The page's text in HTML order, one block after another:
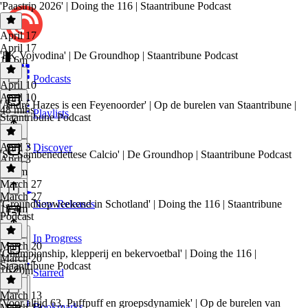
Podcasts
Playlists
Discover
New Releases
In Progress
Starred
'Paastrip 2026' | Doing the 116 | Staantribune Podcast
April 17
April 17
1h 6m
'FK Vojvodina' | De Groundhop | Staantribune Podcast
April 10
April 10
48 mins
'André Hazes is een Feyenoorder' | Op de burelen van Staantribune |
Staantribune Podcast
April 3
April 3
1h 4m
'SS Sambenedettese Calcio' | De Groundhop | Staantribune Podcast
March 27
March 27
1h 4m
'Groundhopweekend in Schotland' | Doing the 116 | Staantribune
Podcast
March 20
March 20
1h 20m
'Championship, klepperij en bekervoetbal' | Doing the 116 |
Staantribune Podcast
March 13
'Voor altijd 63, Puffpuff en groepsdynamiek' | Op de burelen van